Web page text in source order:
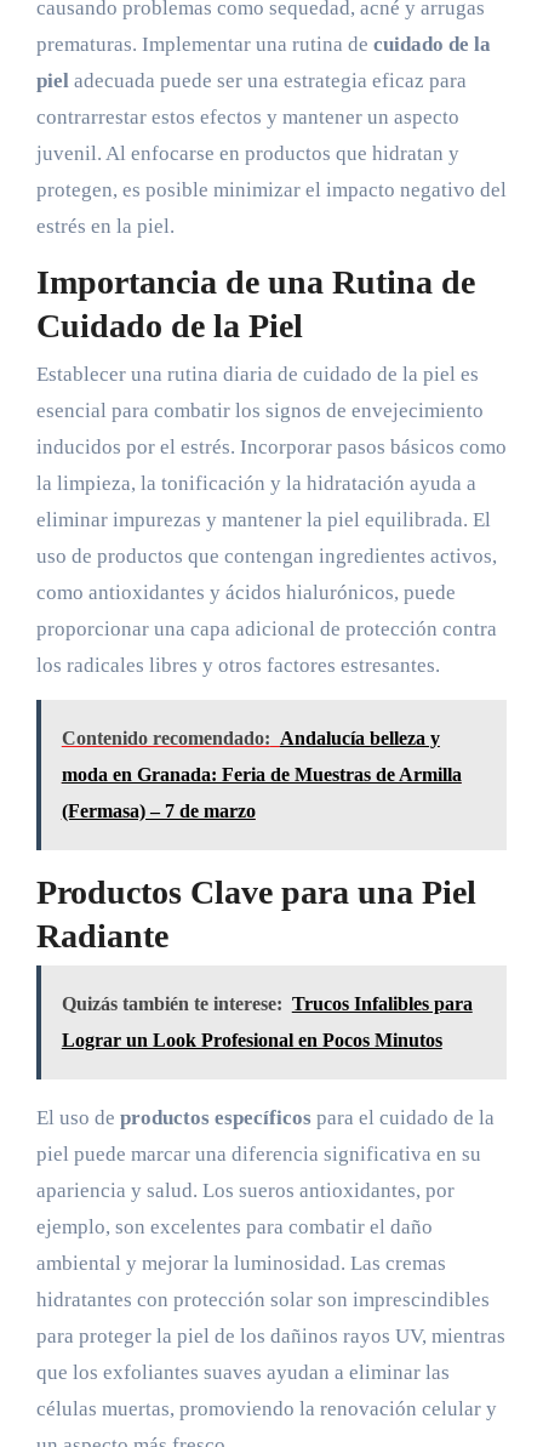
causando problemas como sequedad, acné y arrugas
prematuras. Implementar una rutina de cuidado de la
pieladecuada puede ser una estrategia eficaz para
contrarrestar estos efectos y mantener un aspecto
juvenil. Al enfocarse en productos que hidratan y
protegen, es posible minimizar el impacto negativo del
estrés en la piel.
Importancia de una Rutina de
Cuidado de la Piel
Establecer una rutina diaria de cuidado de la piel es
esencial para combatir los signos de envejecimiento
inducidos por el estrés. Incorporar pasos básicos como
la limpieza, la tonificación y la hidratación ayuda a
eliminar impurezas y mantener la piel equilibrada. El
uso de productos que contengan ingredientes activos,
como antioxidantes y ácidos hialurónicos, puede
proporcionar una capa adicional de protección contra
los radicales libres y otros factores estresantes.
Contenido recomendado: Andalucía belleza y
moda en Granada: Feria de Muestras de Armilla
(Fermasa) – 7 de marzo
Productos Clave para una Piel
Radiante
Quizás también te interese: Trucos Infalibles para
Lograr un Look Profesional en Pocos Minutos
El uso de productos específicos para el cuidado de la
piel puede marcar una diferencia significativa en su
apariencia y salud. Los sueros antioxidantes, por
ejemplo, son excelentes para combatir el daño
ambiental y mejorar la luminosidad. Las cremas
hidratantes con protección solar son imprescindibles
para proteger la piel de los dañinos rayos UV, mientras
que los exfoliantes suaves ayudan a eliminar las
células muertas, promoviendo la renovación celular y